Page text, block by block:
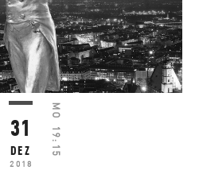
31
DEZ
2018
MO
19:15